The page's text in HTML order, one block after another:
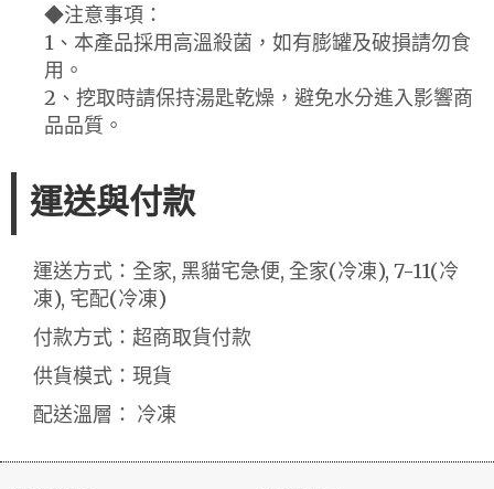
◆注意事項：
1、本產品採用高溫殺菌，如有膨罐及破損請勿食
用。
2、挖取時請保持湯匙乾燥，避免水分進入影響商
品品質。
運送與付款
運送方式：全家, 黑貓宅急便, 全家(冷凍), 7-11(冷
凍), 宅配(冷凍)
付款方式：超商取貨付款
供貨模式：現貨
配送溫層： 冷凍